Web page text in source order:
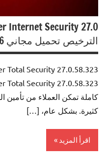
الترخيص تحميل مجاني 2026
كاملة تمكن العملاء من تأمين
كثيرة. بشكل عام، […]
اقرأ المزيد